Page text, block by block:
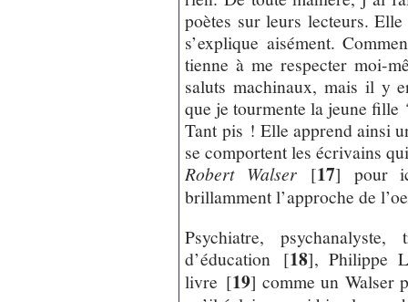
poètes sur leurs lecteurs.
s’explique aisément.
tienne à me respecter moi-
saluts machinaux, mais il y
que je tourmente la jeune fille
Tant pis ! Elle apprend ainsi
se comportent les écrivains
Robert Walser[17] pour
brillamment l’approche de
Psychiatre,
d’éducation [18], Philippe
livre [19] comme un Walser